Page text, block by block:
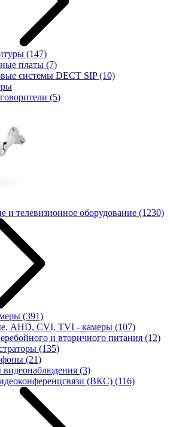
(147)
платы (7)
системы DECT SIP(10)
(5)
и телевизионное оборудование (1230)
(391)
AHD, CVI, TVI - камеры (107)
и вторичного питания (12)
(135)
(21)
(3)
(ВКС) (116)